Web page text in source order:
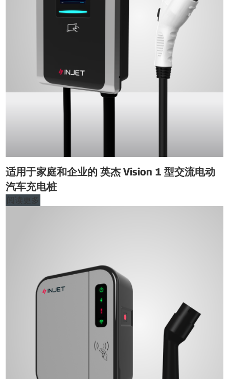
适用于家庭和企业的 英杰 Vision 1 型交流电动
汽车充电桩
阅读更多